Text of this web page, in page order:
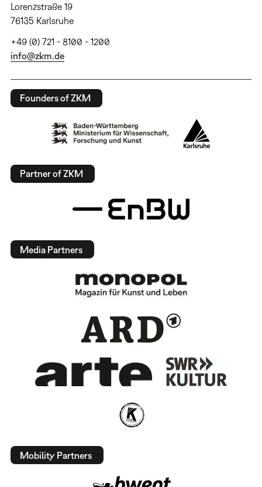
Lorenzstraße 19
76135 Karlsruhe
+49 (0) 721 - 8100 - 1200
info@zkm.de
Founders of ZKM
Partner of ZKM
Media Partners
Mobility Partners